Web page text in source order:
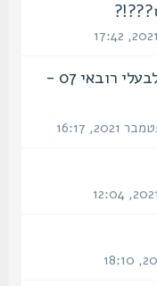
[מדריך] - הוצאת רשיון לבעלי רובאי 07 -